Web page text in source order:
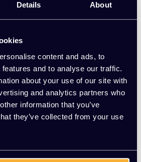
Details About
content and ads, to
and to analyse our traffic.
about your use of our site with
and analytics partners who
information that you’ve
they’ve collected from your use
+
aan winkelwagen
persoonlijke aanbieding aan